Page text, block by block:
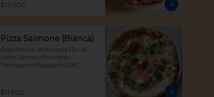
$13.500
Pizza Salmone (Bianca)
Base Bianca, Mozzarella Fior di
Latte, Salmón Ahumado,
Parmigiano Reggiano DOP,
$11.900